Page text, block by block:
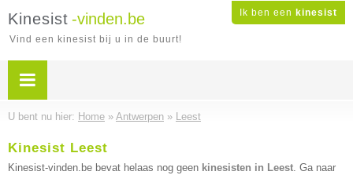
Ik ben een kinesist
Kinesist -vinden.be
Vind een kinesist bij u in de buurt!
U bent nu hier: Home » Antwerpen » Leest
Kinesist Leest
Kinesist-vinden.be bevat helaas nog geen kinesisten in Leest. Ga naar